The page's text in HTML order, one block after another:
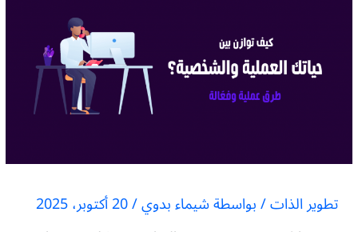
تطوير الذات/ بواسطةشيماء بدوي/20 أكتوبر، 2025